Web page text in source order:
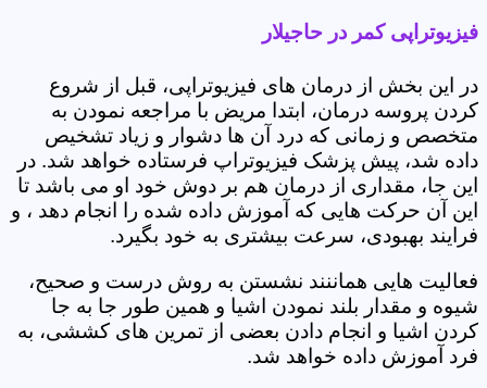
فیزیوتراپی کمر در حاجیلار
در این بخش از درمان های فیزیوتراپی، قبل از شروع
کردن پروسه درمان، ابتدا مریض با مراجعه نمودن به
متخصص و زمانی که درد آن ها دشوار و زیاد تشخیص
داده شد، پیش پزشک فیزیوتراپ فرستاده خواهد شد. در
این جا، مقداری از درمان هم بر دوش خود او می باشد تا
این آن حرکت هایی که آموزش داده شده را انجام دهد ، و
فرایند بهبودی، سرعت بیشتری به خود بگیرد.
فعالیت هایی هماننند نشستن به روش درست و صحیح،
شیوه و مقدار بلند نمودن اشیا و همین طور جا به جا
کردن اشیا و انجام دادن بعضی از تمرین های کششی، به
فرد آموزش داده خواهد شد.